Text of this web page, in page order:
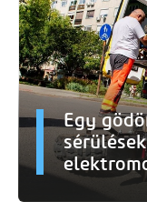
Egy